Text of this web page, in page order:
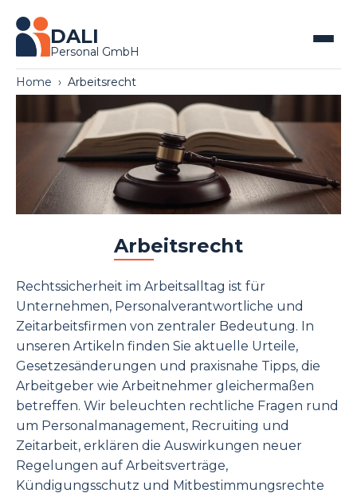
DALI
Personal GmbH
Home Arbeitsrecht
Arbeitsrecht
Rechtssicherheit im Arbeitsalltag ist für
Unternehmen, Personalverantwortliche und
Zeitarbeitsfirmen von zentraler Bedeutung. In
unseren Artikeln finden Sie aktuelle Urteile,
Gesetzesänderungen und praxisnahe Tipps, die
Arbeitgeber wie Arbeitnehmer gleichermaßen
betreffen. Wir beleuchten rechtliche Fragen rund
um Personalmanagement, Recruiting und
Zeitarbeit, erklären die Auswirkungen neuer
Regelungen auf Arbeitsverträge,
Kündigungsschutz und Mitbestimmungsrechte